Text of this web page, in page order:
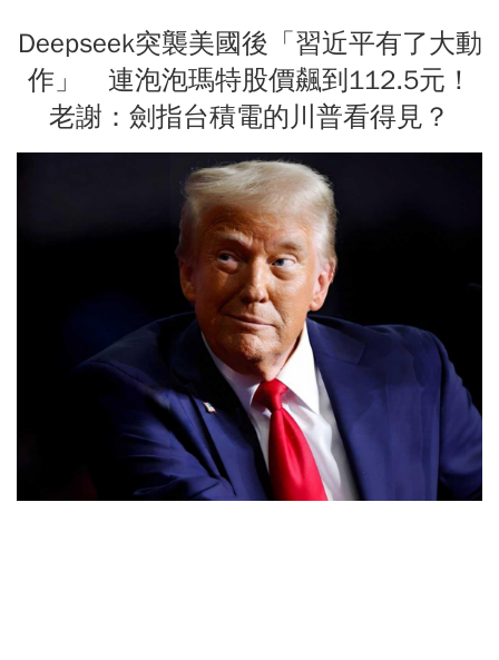
Deepseek突襲美國後「習近平有了大動
作」 連泡泡瑪特股價飆到112.5元！
老謝：劍指台積電的川普看得見？